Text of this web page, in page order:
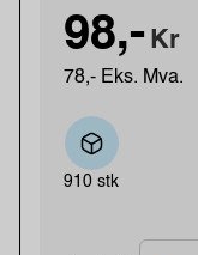
98,- Kr
78,- Eks. Mva.
910 stk